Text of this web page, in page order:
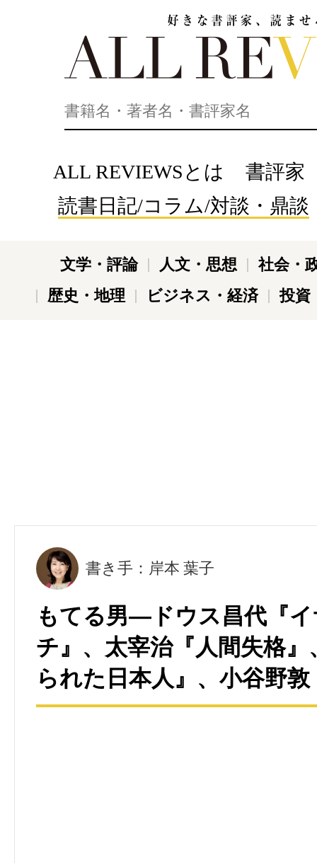
ALL REVIEWSとは
書評家
読書日記/コラム/対談・鼎談
文学・評論 人文・思想
社会・
歴史・地理
ビジネス・経済 投資
書き手：岸本 葉子
もてる男―ドウス昌代『
チ』、太宰治『人間失格
られた日本人』、小谷野